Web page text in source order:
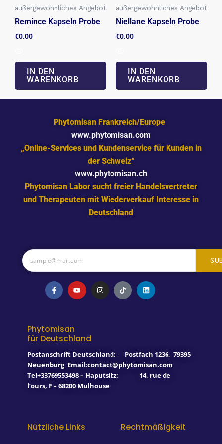
außergewöhnliches Angebot
Remince Kapseln Probe
€0.00
IN DEN
WARENKORB
außergewöhnliches Angebot
Niellane Kapseln Probe
€0.00
IN DEN
WARENKORB
Phytomisan Frankreich/Europe
www.phytomisan.com
„Online-Services und Kundenservice für Kunden in
der Schweiz“
www.phytomisan.ch
Phytomisan Labor sucht freier Handelsvertreter
und Therapeuten mit Wiederverkauf Interesse in
Deutschland
F
a
c
o
k
-
Y
o
u
I
n
s
T
i
k
L
i
n
Phytomisan
für Deutschland
Postanschrift Deutschland: Postfach 1236, 79395
Neuenburg Email:contact@phytomisan.com
Tel+33769553498 – Haputsitz: 14, rue de
l’ours, F – 68200 Mulhouse
Nützliche Links Rechtmäßigkeit